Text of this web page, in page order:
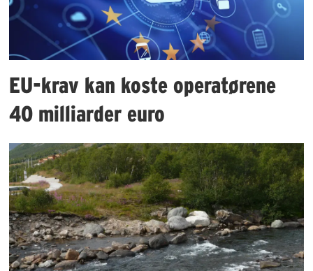
EU-krav kan koste operatørene
40 milliarder euro